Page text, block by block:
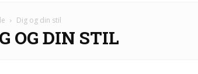
Dig og din stil
OG DIN STIL